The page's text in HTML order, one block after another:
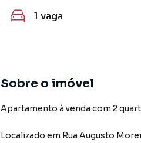
1 vaga
Sobre o imóvel
Apartamento à venda com 2
Localizado em Rua Augusto